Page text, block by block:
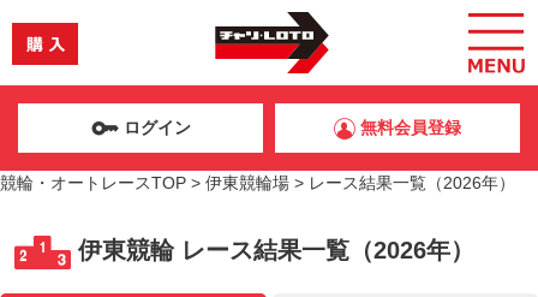
ログイン 無料会員登録
競輪・オートレースTOP > 伊東競輪場 > レース結果一覧（2026年）
伊東競輪 レース結果一覧（2026年）